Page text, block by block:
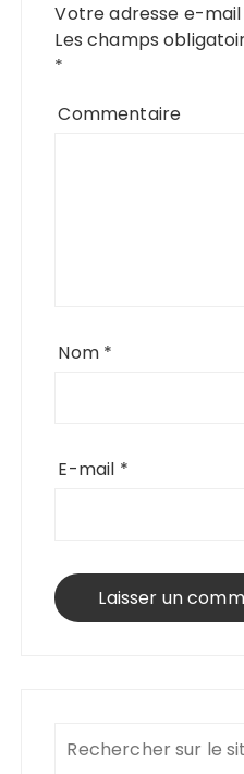
Votre adresse e-
Les champs
*
Commentaire
Nom *
E-mail *